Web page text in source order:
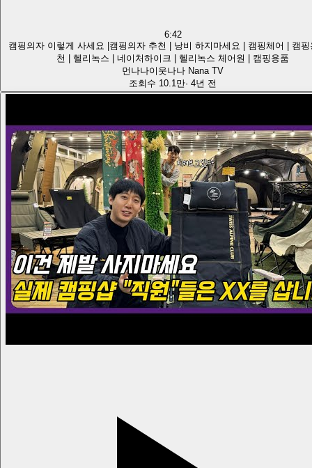
6:42
캠핑의자 이렇게 사세요 |캠핑의자 추천 | 낭비 하지마세요 | 캠핑체어 | 캠핑
천 | 헬리녹스 | 네이처하이크 | 헬리녹스 체어원 | 캠핑용품
먼나나이웃나나 Nana TV
조회수 10.1만· 4년 전